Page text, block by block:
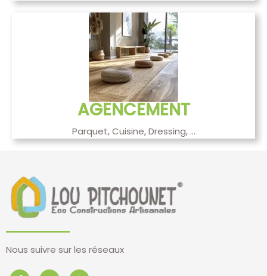
AGENCEMENT
Parquet, Cuisine, Dressing, ...
Nous suivre sur les réseaux